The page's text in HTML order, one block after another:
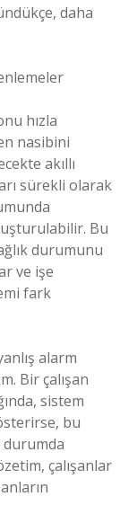
daha
hızla
nasibini
akıllı
sürekli olarak
Bu
durumunu
ve işe
fark
alarm
Bir çalışan
sistem
bu
çalışanlar